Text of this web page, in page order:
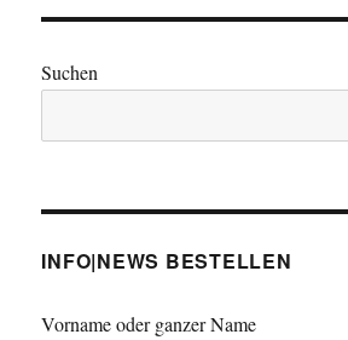
Suchen
INFO|NEWS BESTELLEN
Vorname oder ganzer Name